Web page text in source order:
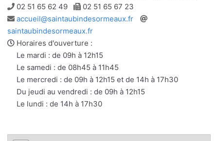
Téléphone
02 51 65 62 49 Télécopie
02 51 65 67 23
Adresse
e-
mail
accueil@saintaubindesormeaux.fr
saintaubindesormeaux.fr
Horaires d'ouverture :
Le mardi : de 09h à 12h15
Le samedi : de 08h45 à 11h45
Le mercredi : de 09h à 12h15 et de 14h à 17h30
Du jeudi au vendredi : de 09h à 12h15
Le lundi : de 14h à 17h30